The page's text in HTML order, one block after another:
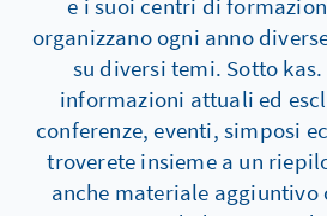
e i suoi centri di
organizzano ogni anno
su diversi temi. Sotto
informazioni attuali ed
conferenze, eventi, simposi
troverete insieme a un
anche materiale